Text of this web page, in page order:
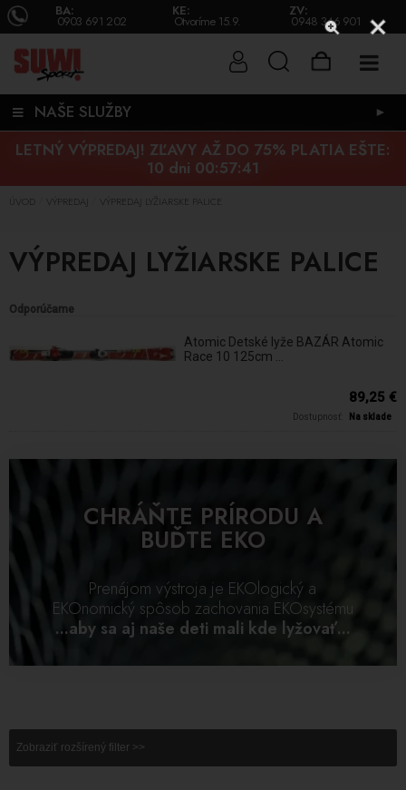
BA:
0903 691 202
KE:
Otvoríme 15.9.
ZV:
0948 346 901
NAŠE SLUŽBY ►
LETNÝ VÝPREDAJ! ZĽAVY AŽ DO 75% PLATIA EŠTE:
10 dni 00:57:40
ÚVOD VÝPREDAJ VÝPREDAJ LYŽIARSKE PALICE
VÝPREDAJ LYŽIARSKE PALICE
Odporúčame
Atomic Detské lyže BAZÁR Atomic
Race 10 125cm ...
89,25 €
Dostupnosť: Na sklade
CHRÁŇTE PRÍRODU A
BUĎTE EKO
Prenájom výstroja je EKOlogický a
EKOnomický spôsob zachovania EKOsystému
...aby sa aj naše deti mali kde lyžovať...
Zobraziť rozšírený filter >>